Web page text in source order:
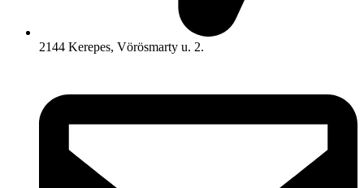
2144 Kerepes, Vörösmarty u. 2.